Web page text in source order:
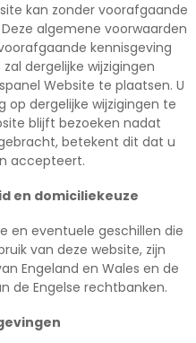
kan zonder voorafgaande
algemene voorwaarden
kennisgeving
dergelijke wijzigingen
Website te plaatsen. U
dergelijke wijzigingen te
blijft bezoeken nadat
betekent dit dat u
accepteert.
en domiciliekeuze
en eventuele geschillen die
van deze website, zijn
Engeland en Wales en de
de Engelse rechtbanken.